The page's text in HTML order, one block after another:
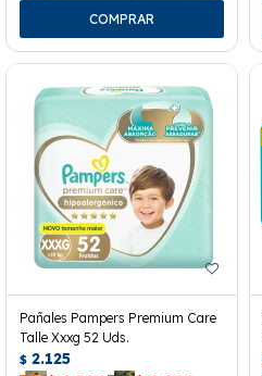
Pañales Pampers Premium Care
Talle Xxxg 52 Uds.
$ 2.125